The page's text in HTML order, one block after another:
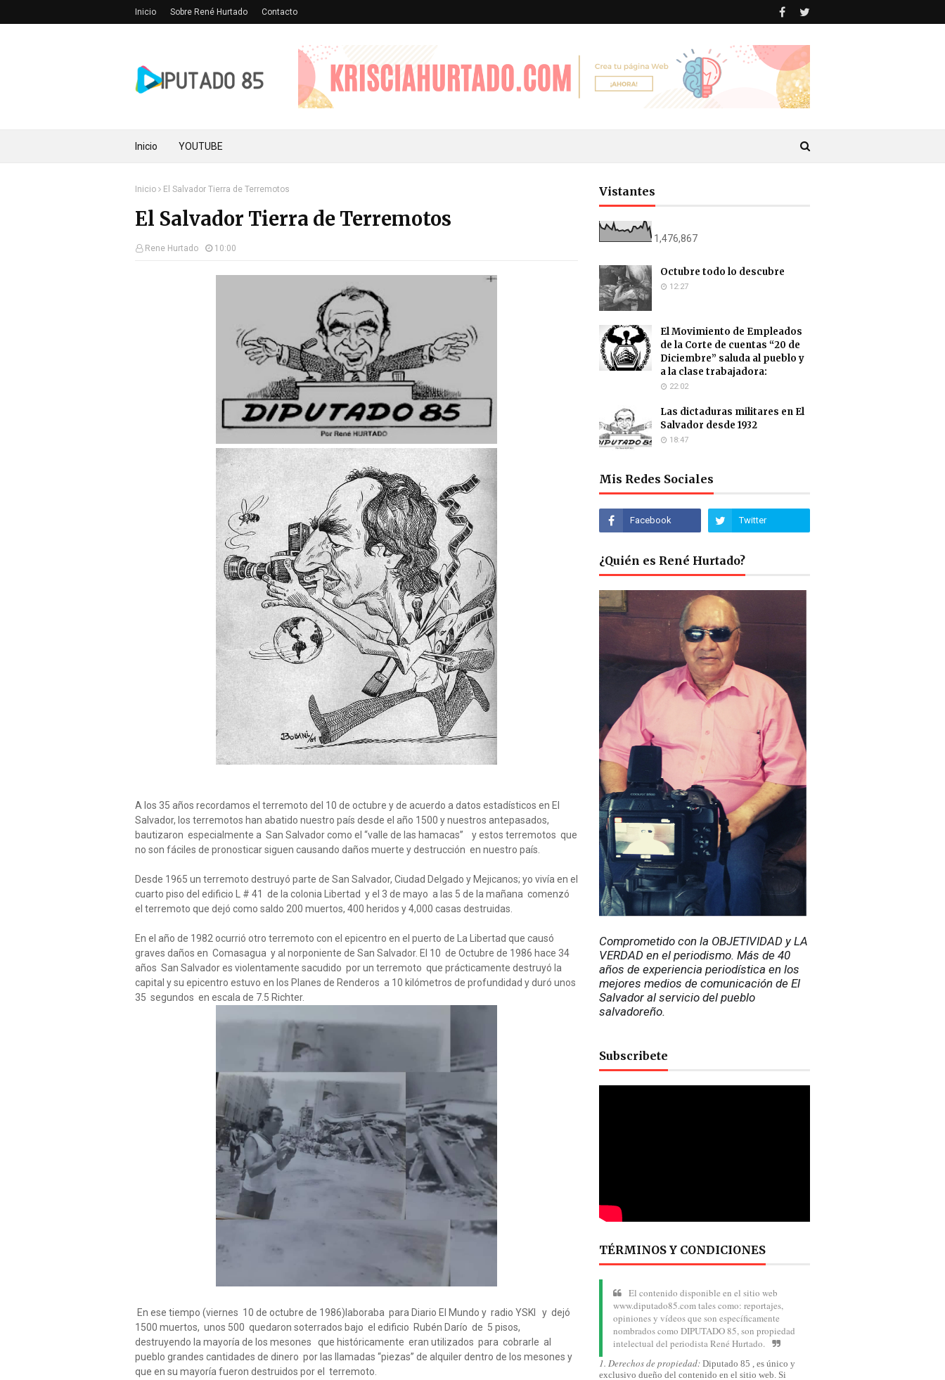
Inicio Sobre René Hurtado Contacto
Inicio YOUTUBE
Inicio El Salvador Tierra de Terremotos
El Salvador Tierra de Terremotos
Rene Hurtado 10:00
A los 35 años recordamos el terremoto del 10 de octubre y de acuerdo a datos estadísticos en El
Salvador, los terremotos han abatido nuestro país desde el año 1500 y nuestros antepasados,
bautizaron especialmente a San Salvador como el “valle de las hamacas” y estos terremotos que
no son fáciles de pronosticar siguen causando daños muerte y destrucción en nuestro país.
Desde 1965 un terremoto destruyó parte de San Salvador, Ciudad Delgado y Mejicanos; yo vivía en el
cuarto piso del edificio L # 41 de la colonia Libertad y el 3 de mayo a las 5 de la mañana comenzó
el terremoto que dejó como saldo 200 muertos, 400 heridos y 4,000 casas destruidas.
En el año de 1982 ocurrió otro terremoto con el epicentro en el puerto de La Libertad que causó
graves daños en Comasagua y al norponiente de San Salvador. El 10 de Octubre de 1986 hace 34
años San Salvador es violentamente sacudido por un terremoto que prácticamente destruyó la
capital y su epicentro estuvo en los Planes de Renderos a 10 kilómetros de profundidad y duró unos
35 segundos en escala de 7.5 Richter.
En ese tiempo (viernes 10 de octubre de 1986)laboraba para Diario El Mundo y radio YSKl y dejó
1500 muertos, unos 500 quedaron soterrados bajo el edificio Rubén Darío de 5 pisos,
destruyendo la mayoría de los mesones que históricamente eran utilizados para cobrarle al
pueblo grandes cantidades de dinero por las llamadas “piezas” de alquiler dentro de los mesones y
que en su mayoría fueron destruidos por el terremoto.
Vistantes
1,476,867
Octubre todo lo descubre
12:27
El Movimiento de Empleados
de la Corte de cuentas “20 de
Diciembre” saluda al pueblo y
a la clase trabajadora:
22:02
Las dictaduras militares en El
Salvador desde 1932
18:47
Mis Redes Sociales
¿Quién es René Hurtado?
Comprometido con la OBJETIVIDAD y LA
VERDAD en el periodismo. Más de 40
años de experiencia periodística en los
mejores medios de comunicación de El
Salvador al servicio del pueblo
salvadoreño.
Subscribete
TÉRMINOS Y CONDICIONES
El contenido disponible en el sitio web
www.diputado85.com tales como: reportajes,
opiniones y vídeos que son específicamente
nombrados como DIPUTADO 85, son propiedad
intelectual del periodista René Hurtado.
1. Derechos de propiedad: Diputado 85 , es único y
exclusivo dueño del contenido en el sitio web. Si